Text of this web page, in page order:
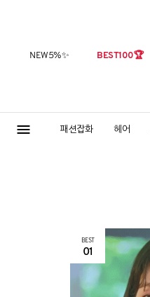
NEW5%✨ BEST100🏆
패션잡화 헤어
BEST
01